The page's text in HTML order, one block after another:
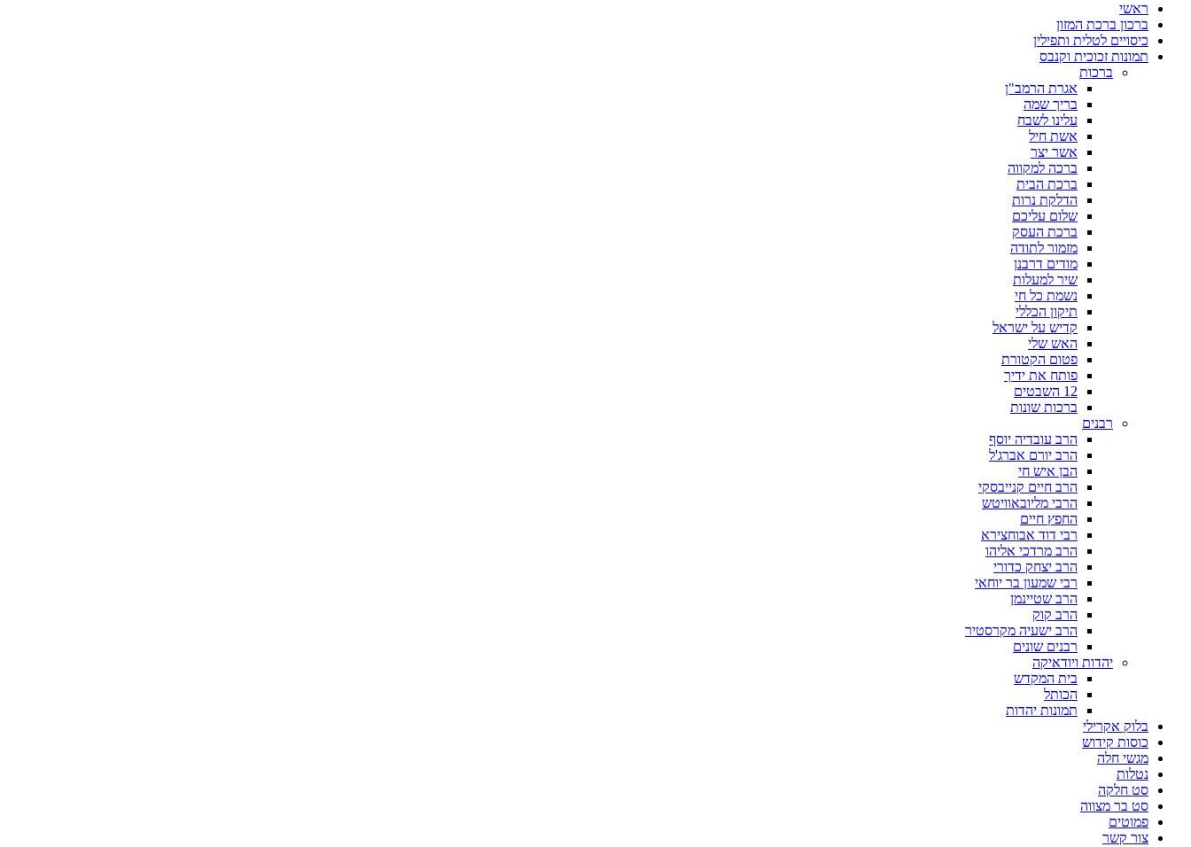
ראשי
ברכון ברכת המזון
כיסויים לטלית ותפילין
תמונות זכוכית וקנבס
ברכות
אגרת הרמב"ן
בריך שמה
עלינו לשבח
אשת חיל
אשר יצר
ברכה למקווה
ברכת הבית
הדלקת נרות
שלום עליכם
ברכת העסק
מזמור לתודה
מודים דרבנן
שיר למעלות
נשמת כל חי
תיקון הכללי
קדיש על ישראל
האש שלי
פטום הקטורת
פותח את ידיך
12 השבטים
ברכות שונות
רבנים
הרב עובדיה יוסף
הרב יורם אברג'ל
הבן איש חי
הרב חיים קנייבסקי
הרבי מליובאוויטש
החפץ חיים
רבי דוד אבוחצירא
הרב מרדכי אליהו
הרב יצחק כדורי
רבי שמעון בר יוחאי
הרב שטיינמן
הרב קוק
הרב ישעיה מקרסטיר
רבנים שונים
יהדות ויודאיקה
בית המקדש
הכותל
תמונות יהדות
בלוק אקרילי
כוסות קידוש
מגשי חלה
נטלות
סט חלקה
סט בר מצווה
פמוטים
צור קשר